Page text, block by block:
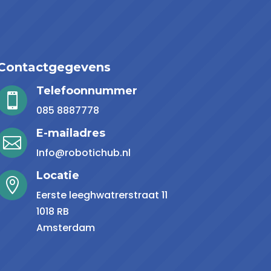

Telefoonnummer
085 8887778

E-mailadres
Info@robotichub.nl

Locatie
Eerste leeghwatrerstraat 11
1018 RB
Amsterdam